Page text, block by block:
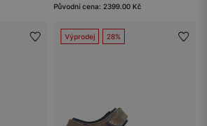
Původní cena: 2399.00 Kč
Výprodej 28%